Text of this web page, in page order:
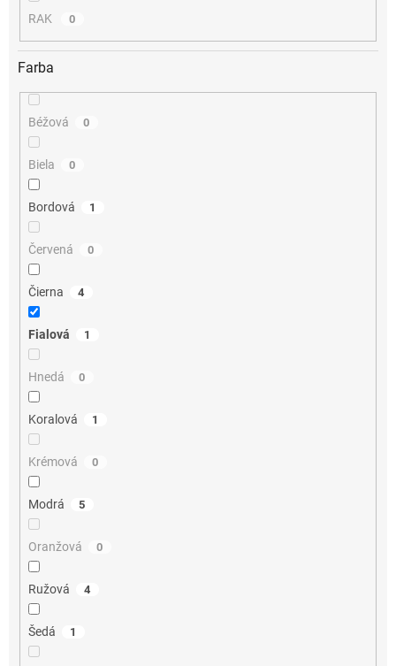
RAK 0
Farba
Béžová 0
Biela 0
Bordová 1
Červená 0
Čierna 4
Fialová 1
Hnedá 0
Koralová 1
Krémová 0
Modrá 5
Oranžová 0
Ružová 4
Šedá 1